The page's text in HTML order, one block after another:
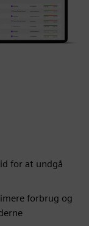
for at undgå
forbrug og